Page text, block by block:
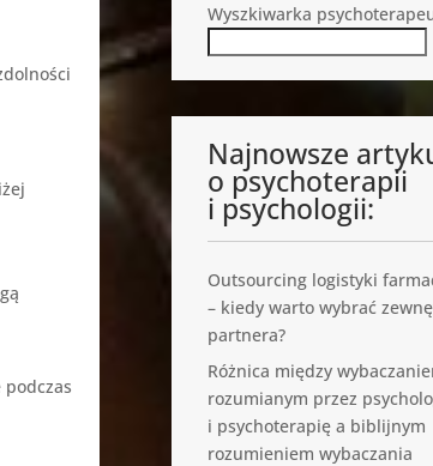
Wyszkiwarka
Najnowsze
o psychoterapii
i psychologii:
Outsourcing logistyki
– kiedy warto wybrać
partnera?
Różnica między
rozumianym przez
i psychoterapię a biblijnym
rozumieniem wybaczania